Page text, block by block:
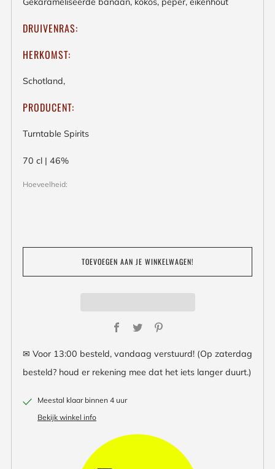
DRUIVENRAS:
HERKOMST:
Schotland,
PRODUCENT:
Turntable Spirits
70 cl | 46%
Hoeveelheid:
TOEVOEGEN AAN JE WINKELWAGEN!
Facebook
Twitter
✉ Voor 13:00 besteld, vandaag verstuurd! (Op zaterdag
besteld? houd er rekening mee dat het iets langer duurt.)
Meestal klaar binnen 4 uur
Bekijk winkel info